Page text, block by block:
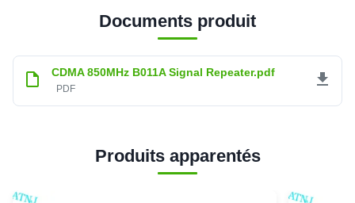
Documents produit
CDMA 850MHz B011A Signal Repeater.pdf
PDF
Produits apparentés